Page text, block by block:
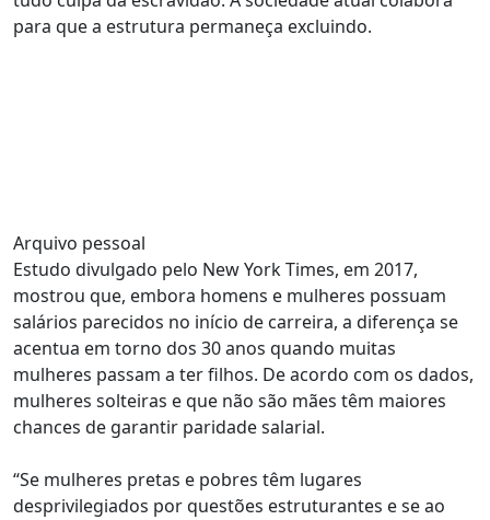
para que a estrutura permaneça excluindo.
Arquivo pessoal
Estudo divulgado pelo New York Times, em 2017,
mostrou que, embora homens e mulheres possuam
salários parecidos no início de carreira, a diferença se
acentua em torno dos 30 anos quando muitas
mulheres passam a ter filhos. De acordo com os dados,
mulheres solteiras e que não são mães têm maiores
chances de garantir paridade salarial.
“Se mulheres pretas e pobres têm lugares
desprivilegiados por questões estruturantes e se ao